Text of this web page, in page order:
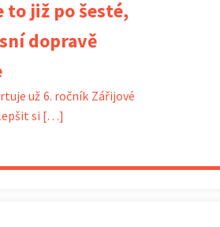
to již po šesté,
dopravě
už 6. ročník Zářijové
si […]